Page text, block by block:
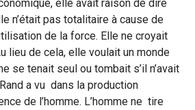
elle avait raison de dire
n’était pas totalitaire à cause de
de la force. Elle ne croyait
lieu de cela, elle voulait un monde
se tenait seul ou tombait s’il n’avait
a vu dans la production
de l’homme. L’homme ne tire